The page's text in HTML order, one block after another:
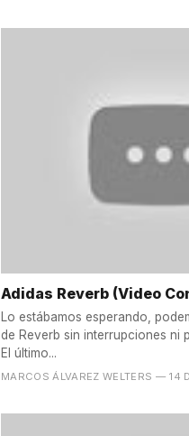
Adidas Reverb (Video
Lo estábamos esperando,
de Reverb sin interrupciones ni
El último...
MARCOS ÁLVAREZ WELTERS — 14